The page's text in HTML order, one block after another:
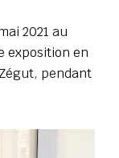
2021 au
exposition en
pendant